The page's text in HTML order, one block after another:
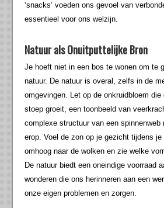
‘snacks’ voeden ons gevoel van
essentieel voor ons welzijn.
Natuur als Onuitputtelijke Bron
Je hoeft niet in een bos te wonen om te
natuur. De natuur is overal, zelfs in de
omgevingen. Let op de onkruidbloem
stoep groeit, een toonbeeld van
complexe structuur van een spinnenweb
erop. Voel de zon op je gezicht tijdens
omhoog naar de wolken en zie welke
De natuur biedt een oneindige voorraad
wonderen die ons herinneren aan een
onze eigen problemen en zorgen.